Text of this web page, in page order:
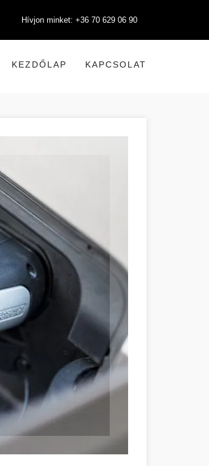
Hívjon minket: +36 70 629 06 90
KEZDŐLAP KAPCSOLAT